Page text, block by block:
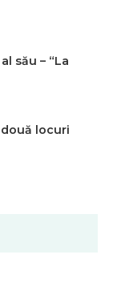
său – “La
două locuri